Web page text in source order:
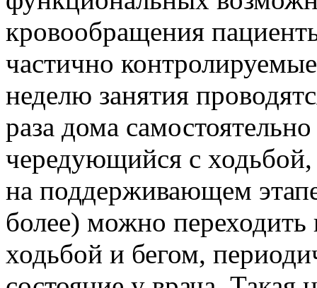
кровообращения
частично
неделю занятия
раза дома
чередующийся с
на поддерживающем
более) можно
ходьбой и бегом,